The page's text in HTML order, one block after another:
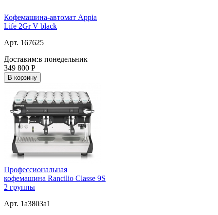
Кофемашина-автомат Appia
Life 2Gr V black
Арт. 167625
Доставим:в понедельник
349 800 Р
В корзину
Профессиональная
кофемашина Rancilio Classe 9S
2 группы
Арт. 1a3803a1